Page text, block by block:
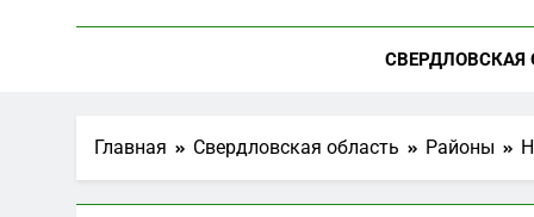
СВЕРДЛОВСКАЯ
Главная Свердловская область Районы